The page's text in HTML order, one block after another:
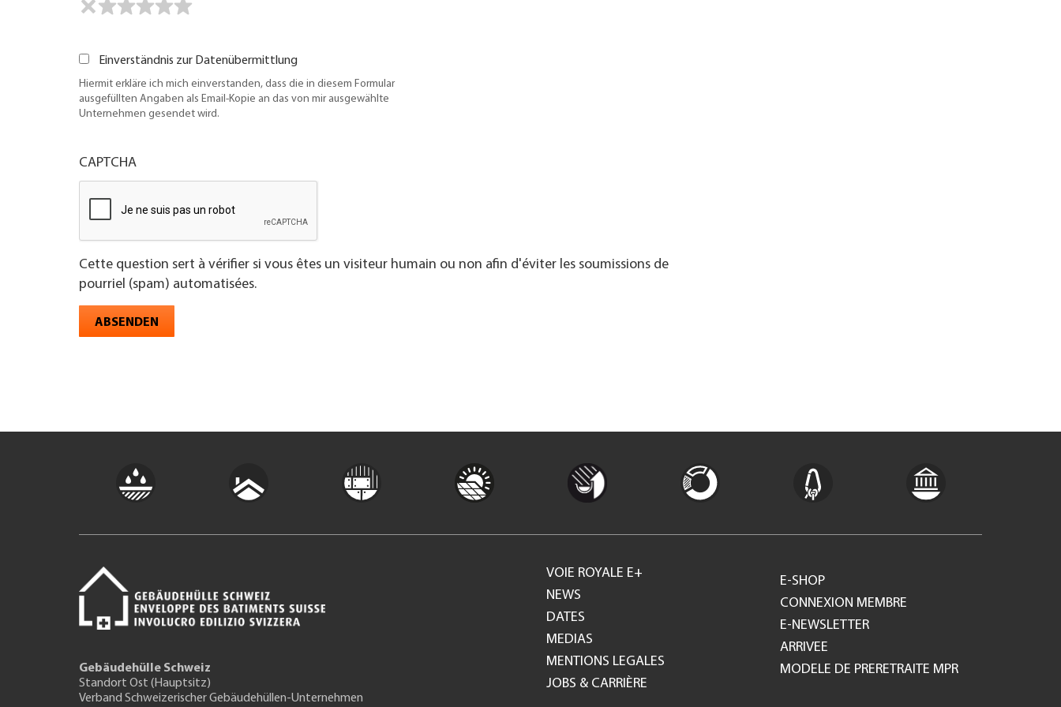
Einverständnis zur Datenübermittlung
Hiermit erkläre ich mich einverstanden, dass die in diesem Formular
ausgefüllten Angaben als Email-Kopie an das von mir ausgewählte
Unternehmen gesendet wird.
CAPTCHA
Cette question sert à vérifier si vous êtes un visiteur humain ou non afin d'éviter les soumissions de
pourriel (spam) automatisées.
ABSENDEN
Gebäudehülle Schweiz
Standort Ost (Hauptsitz)
Verband Schweizerischer Gebäudehüllen-Unternehmen
Footer
GH
VOIE ROYALE E+
NEWS
DATES
MEDIAS
MENTIONS LEGALES
JOBS & CARRIÈRE
E-SHOP
CONNEXION MEMBRE
E-NEWSLETTER
ARRIVEE
MODELE DE PRERETRAITE MPR